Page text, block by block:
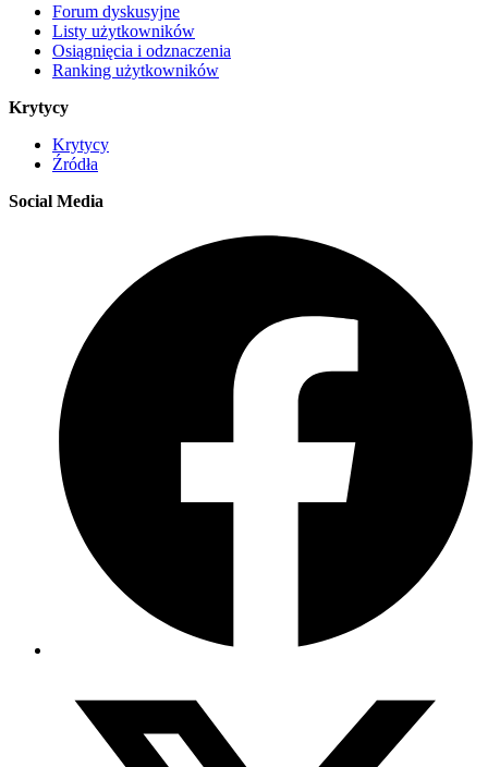
Forum dyskusyjne
Listy użytkowników
Osiągnięcia i odznaczenia
Ranking użytkowników
Krytycy
Krytycy
Źródła
Social Media